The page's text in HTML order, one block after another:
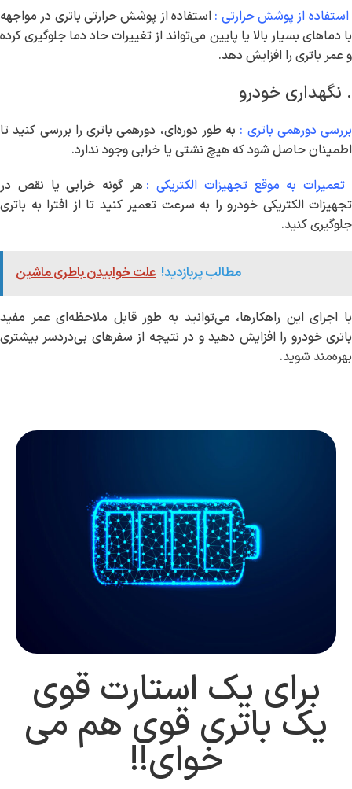
استفاده از پوشش حرارتی : استفاده از پوشش حرارتی باتری در مواجهه
با دماهای بسیار بالا یا پایین می‌تواند از تغییرات حاد دما جلوگیری کرده
و عمر باتری را افزایش دهد.
. نگهداری خودرو
بررسی دورهمی باتری : به طور دوره‌ای، دورهمی باتری را بررسی کنید تا
اطمینان حاصل شود که هیچ نشتی یا خرابی وجود ندارد.
تعمیرات به موقع تجهیزات الکتریکی : هر گونه خرابی یا نقص در
تجهیزات الکتریکی خودرو را به سرعت تعمیر کنید تا از افترا به باتری
جلوگیری کنید.
مطالب پربازدید! علت خوابیدن باطری ماشین
با اجرای این راهکارها، می‌توانید به طور قابل ملاحظه‌ای عمر مفید
باتری خودرو را افزایش دهید و در نتیجه از سفرهای بی‌دردسر بیشتری
بهره‌مند شوید.
برای یک استارت قوی
یک باتری قوی هم می
خوای!!